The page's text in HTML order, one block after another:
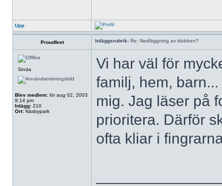
Upp
Proudfeet Inläggsrubrik: Re: Nedläggning av klubben?
Sinda
Blev medlem: lör aug 02, 2003
9:14 pm
Inlägg: 210
Ort: Näsbypark
Vi har väl för
familj, hem,
mig. Jag läser på
prioritera. Därför
ofta kliar i